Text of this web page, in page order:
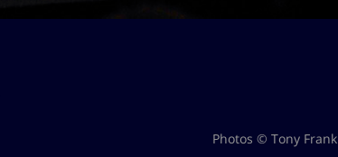
Photos © Tony Frank